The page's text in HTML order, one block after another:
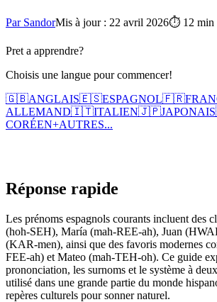
Par SandorMis à jour : 22 avril 2026⏱ 12 min
Pret a apprendre?
Choisis une langue pour commencer!
🇬🇧ANGLAIS🇪🇸ESPAGNOL🇫🇷
ALLEMAND🇮🇹ITALIEN🇯🇵JAPONAIS
CORÉEN+AUTRES...
Réponse rapide
Les prénoms espagnols courants incluent des
(hoh-SEH), María (mah-REE-ah), Juan
(KAR-men), ainsi que des favoris modernes
FEE-ah) et Mateo (mah-TEH-oh). Ce guide
prononciation, les surnoms et le système à
utilisé dans une grande partie du monde
repères culturels pour sonner naturel.